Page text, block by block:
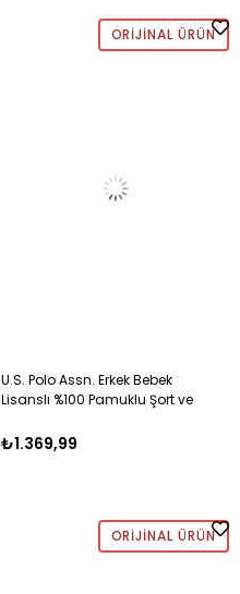
ORIJINAL ÜRÜN
U.S. Polo Assn. Erkek Bebek
Lisanslı %100 Pamuklu Şort ve
BEYAZ
₺1.369,99
ORIJINAL ÜRÜN